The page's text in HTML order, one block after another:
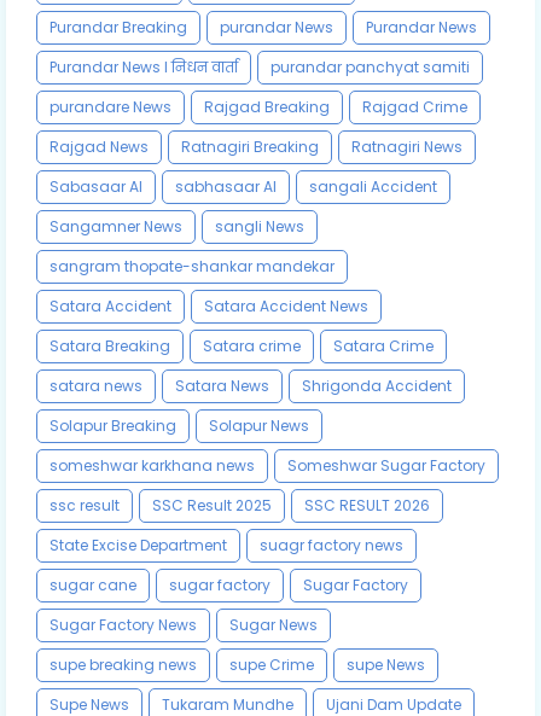
Purandar Breaking
purandar News
Purandar News
Purandar News l निधन वार्ता
purandar panchyat samiti
purandare News
Rajgad Breaking
Rajgad Crime
Rajgad News
Ratnagiri Breaking
Ratnagiri News
Sabasaar AI
sabhasaar AI
sangali Accident
Sangamner News
sangli News
sangram thopate-shankar mandekar
Satara Accident
Satara Accident News
Satara Breaking
Satara crime
Satara Crime
satara news
Satara News
Shrigonda Accident
Solapur Breaking
Solapur News
someshwar karkhana news
Someshwar Sugar Factory
ssc result
SSC Result 2025
SSC RESULT 2026
State Excise Department
suagr factory news
sugar cane
sugar factory
Sugar Factory
Sugar Factory News
Sugar News
supe breaking news
supe Crime
supe News
Supe News
Tukaram Mundhe
Ujani Dam Update